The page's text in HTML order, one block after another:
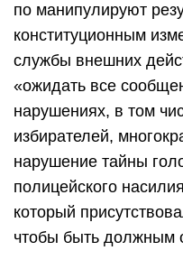
по манипулируют
конституционным
службы внешних
«ожидать все
нарушениях, в том
избирателей,
нарушение тайны
полицейского
который
чтобы быть должным